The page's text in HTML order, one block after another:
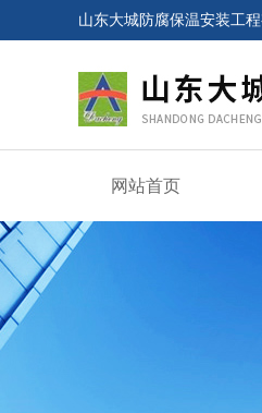
山东大城防腐保温安装工
网站首页